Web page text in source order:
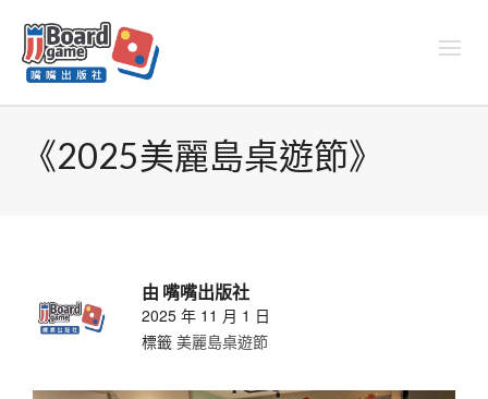
《2025美麗島桌遊節》
由 嘴嘴出版社
2025 年 11 月 1 日
標籤 美麗島桌遊節